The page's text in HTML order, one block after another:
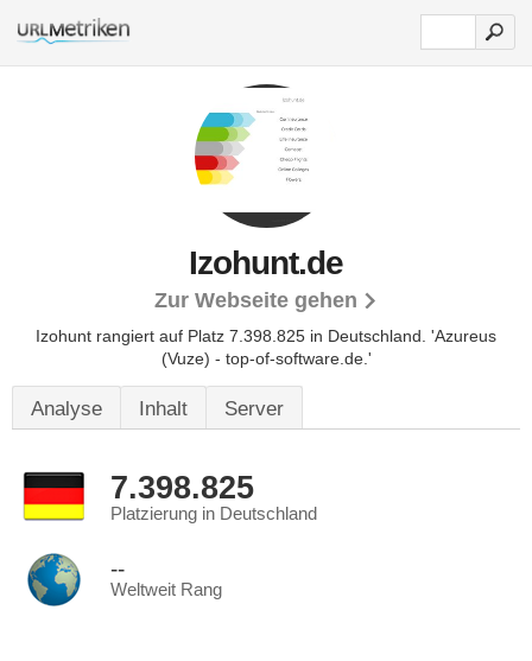
Izohunt.de
Zur Webseite gehen
Izohunt rangiert auf Platz 7.398.825 in Deutschland. 'Azureus
(Vuze) - top-of-software.de.'
Analyse Inhalt Server
7.398.825
Platzierung in Deutschland
--
Weltweit Rang